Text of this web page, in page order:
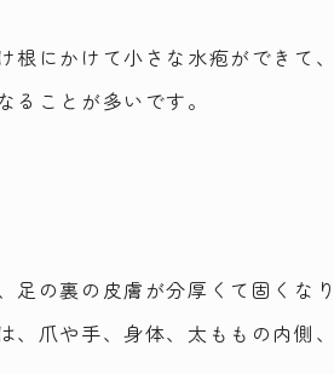
根にかけて小さな水疱ができ
ることが多いです。
足の裏の皮膚が分厚くて固く
、爪や手、身体、太ももの内側